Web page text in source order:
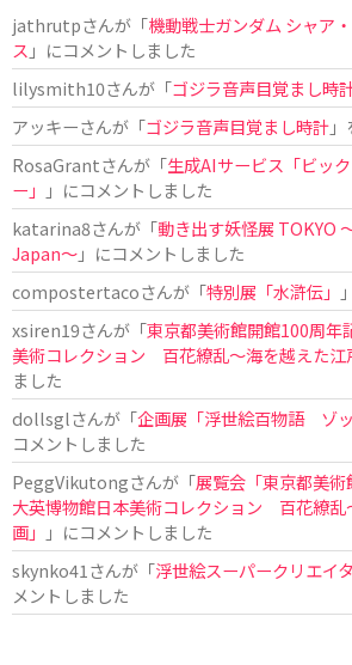
jathrutpさんが「機動戦士ガンダム シャア
ス 」にコメントしました
lilysmith10さんが「ゴジラ音声目覚まし時
アッキーさんが「ゴジラ音声目覚まし時計
RosaGrantさんが「生成AIサービス「ビッ
ー」
」にコメントしました
katarina8さんが「動き出す妖怪展
Japan〜」にコメントしました
compostertacoさんが「特別展「水滸伝」
xsiren19さんが「東京都美術館開館100周
美術コレクション 百花繚乱～海を越えた江
ました
dollsglさんが「企画展「浮世絵百物語 ゾッ
コメントしました
PeggVikutongさんが「展覧会「東京都美
大英博物館日本美術コレクション 百花繚乱
画」
」にコメントしました
skynko41 さんが「浮世絵スーパークリエイ
メントしました